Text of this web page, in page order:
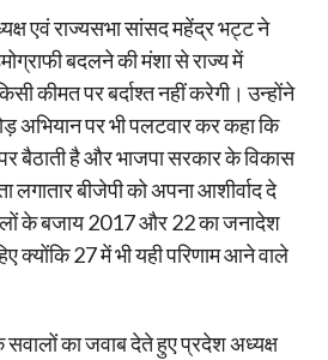
एवं राज्यसभा सांसद महेंद्र भट्ट ने
बदलने की मंशा से राज्य में
कीमत पर बर्दाश्त नहीं करेगी। उन्होंने
अभियान पर भी पलटवार कर कहा कि
बैठाती है और भाजपा सरकार के विकास
लगातार बीजेपी को अपना आशीर्वाद दे
के बजाय 2017 और 22 का जनादेश
क्योंकि 27 में भी यही परिणाम आने वाले
सवालों का जवाब देते हुए प्रदेश अध्यक्ष